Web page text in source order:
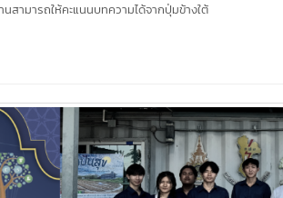
นสามารถให้คะแนนบทความได้จากปุ่มข้างใต้